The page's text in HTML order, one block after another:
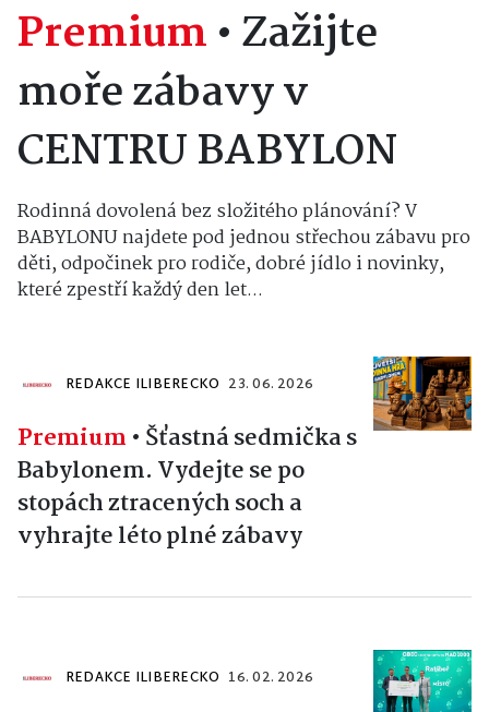
Premium•Zažijte
moře zábavy v
CENTRU BABYLON
Rodinná dovolená bez složitého plánování? V
BABYLONU najdete pod jednou střechou zábavu pro
děti, odpočinek pro rodiče, dobré jídlo i novinky,
které zpestří každý den let...
REDAKCE ILIBERECKO 23. 06. 2026
Premium • Šťastná sedmička s
Babylonem. Vydejte se po
stopách ztracených soch a
vyhrajte léto plné zábavy
REDAKCE ILIBERECKO 16. 02. 2026